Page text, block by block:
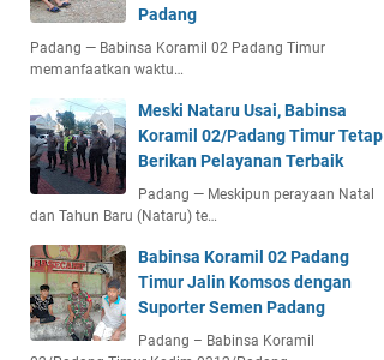
Padang
Padang — Babinsa Koramil 02 Padang Timur
memanfaatkan waktu…
Meski Nataru Usai, Babinsa
Koramil 02/Padang Timur Tetap
Berikan Pelayanan Terbaik
Padang — Meskipun perayaan Natal
dan Tahun Baru (Nataru) te…
Babinsa Koramil 02 Padang
Timur Jalin Komsos dengan
Suporter Semen Padang
Padang – Babinsa Koramil